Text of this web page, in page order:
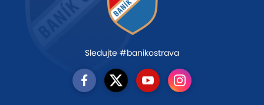
Sledujte #banikostrava